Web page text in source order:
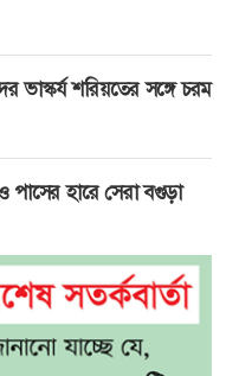
ভাস্কর্য শরিয়তের সঙ্গে চরম
পাসের হারে সেরা বগুড়া